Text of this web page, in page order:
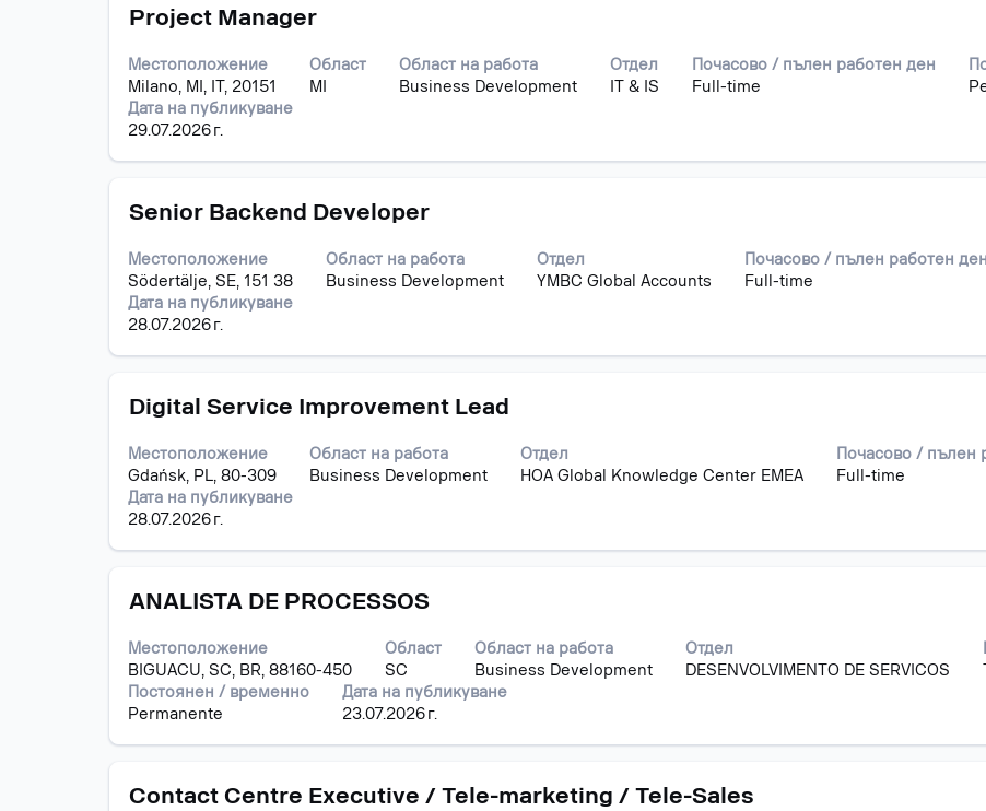
заданието.
съдържание
информацията
за
задание.
Позиция
Project Manager
Местоположение
Milano, MI, IT, 20151
Област
MI
Област на работа
Business Development
Отдел
IT & IS
Почасово / пълен работен ден
Full-time
Дата на публикуване
29.07.2026 г.
Изберете
бутона
за
интервал,
за
прегледате
съдържание
информацията
за
задание.
Позиция
Senior Backend Developer
Местоположение
Södertälje, SE, 151 38
Област на работа
Business Development
Отдел
YMBC Global Accounts
Почасово / пълен работен ден
Full-time
Дата на публикуване
28.07.2026 г.
Изберете
бутона
за
интервал,
за
прегледате
съдържание
информацията
за
задание.
Позиция
Digital Service Improvement Lead
Местоположение
Gdańsk, PL, 80-309
Област на работа
Business Development
Отдел
HOA Global Knowledge Center EMEA
Почасово / пълен
Full-time
Дата на публикуване
28.07.2026 г.
Изберете
бутона
за
интервал,
за
прегледате
съдържание
информацията
за
задание.
Позиция
ANALISTA DE PROCESSOS
Местоположение
BIGUACU, SC, BR, 88160-450
Област
SC
Област на работа
Business Development
Отдел
DESENVOLVIMENTO DE SERVICOS
Постоянен / временно
Permanente
Дата на публикуване
23.07.2026 г.
Изберете
бутона
за
интервал,
за
прегледате
съдържание
Позиция
Contact Centre Executive / Tele-marketing / Tele-Sales
Изберете